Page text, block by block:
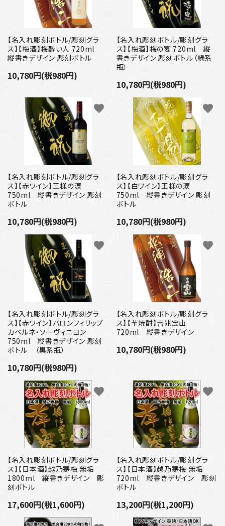
【名入れ彫刻ボトル/彫刻グラ
ス】【梅酒】梅酔い人 720ml
縦書きデザイン 彫刻ボトル
10,780円(税980円)
【名入れ彫刻ボトル/彫刻グラ
ス】【梅酒】梅の宴 720ml 縦
書きデザイン 彫刻ボトル（緑系
瓶）
10,780円(税980円)
【名入れ彫刻ボトル/彫刻グラ
ス】【赤ワイン】王様の涙
750ml 縦書きデザイン 彫刻
ボトル
10,780円(税980円)
favorite
【名入れ彫刻ボトル/彫刻グラ
ス】【白ワイン】王様の涙
750ml 縦書きデザイン 彫刻
ボトル
10,780円(税980円)
favorite
【名入れ彫刻ボトル/彫刻グラ
ス】【赤ワイン】バロンフィリップ
カベルネ・ソーヴィニヨン
750ml 縦書きデザイン 彫刻
ボトル （黒系瓶）
10,780円(税980円)
favorite
【名入れ彫刻ボトル/彫刻グラ
ス】【芋焼酎】吉兆宝山
720ml 縦書きデザイン
10,780円(税980円)
favorite
【名入れ彫刻ボトル/彫刻グラ
ス】【日本酒】越乃寒梅 無垢
1800ml 縦書きデザイン 彫
刻ボトル
17,600円(税1,600円)
favorite
【名入れ彫刻ボトル/彫刻グラ
ス】【日本酒】越乃寒梅 無垢
720ml 縦書きデザイン 彫刻
ボトル
13,200円(税1,200円)
favorite